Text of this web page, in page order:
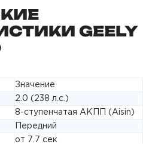
GEELY
Значение
2.0 (238 л.с.)
8-ступенчатая АКПП (Aisin)
Передний
от 7.7 сек